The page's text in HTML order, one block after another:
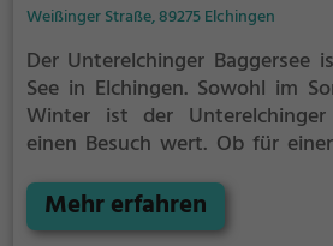
Weißinger Straße, 89275 Elchingen
Der Unterelchinger Baggersee
See in Elchingen. Sowohl im
Winter ist der Unterelchinger
einen Besuch wert. Ob für
der Unterelchinger
Möglichkeiten für
Mehr erfahren